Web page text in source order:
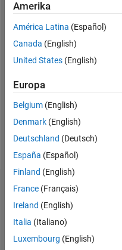
2011
Followers:
0
Nachricht
Dashboard
Statistik
MATLAB Answers
Amerika
América Latina (Español)
Canada (English)
United States (English)
Europa
Belgium (English)
Denmark (English)
Deutschland (Deutsch)
España (Español)
Finland (English)
France (Français)
Ireland (English)
Italia (Italiano)
Luxembourg (English)